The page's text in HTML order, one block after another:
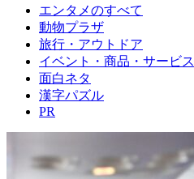
エンタメのすべて
動物プラザ
旅行・アウトドア
イベント・商品・サービス
面白ネタ
漢字パズル
PR